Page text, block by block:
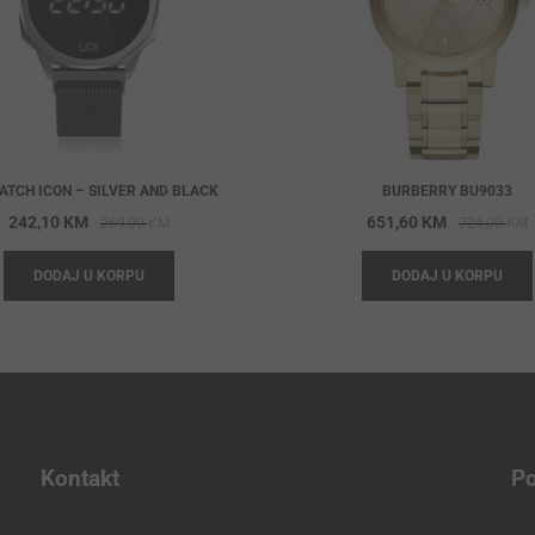
ICON – SILVER AND BLACK
269,00KM
price
269,00 KM.
242,10 KM
price
242,10 KM.
DODAJ U KORPU
BURBERRY BU9033
724,00KM
651,60 KM
DODAJ U KORPU
Kontakt